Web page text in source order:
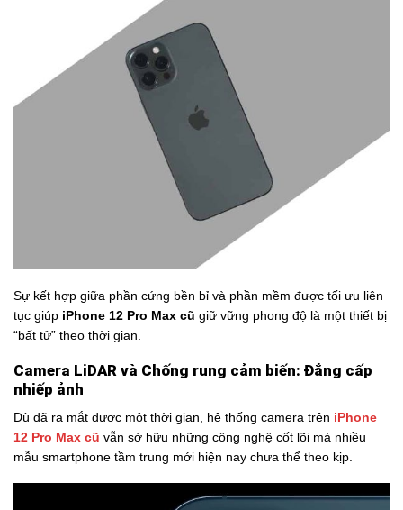
Sự kết hợp giữa phần cứng bền bỉ và phần mềm được tối ưu liên
tục giúp iPhone 12 Pro Max cũ giữ vững phong độ là một thiết bị
“bất tử” theo thời gian.
Camera LiDAR và Chống rung cảm biến: Đẳng cấp
nhiếp ảnh
Dù đã ra mắt được một thời gian, hệ thống camera trên iPhone
12 Pro Max cũ vẫn sở hữu những công nghệ cốt lõi mà nhiều
mẫu smartphone tầm trung mới hiện nay chưa thể theo kịp.